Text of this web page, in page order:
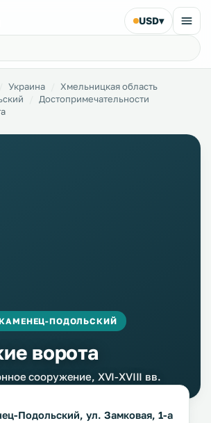
USD▾
Украина
Хмельницкая область
Достопримечательности
ПОДОЛЬСКИЙ
ворота
сооружение, XVI-XVIII вв.
Подольский, ул. Замковая, 1-а